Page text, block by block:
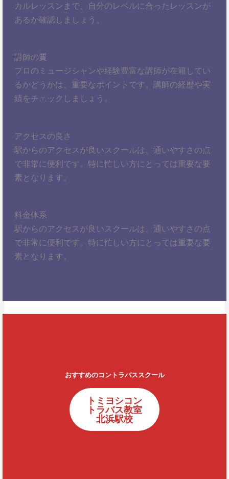
カルレッスンまで、自分のレベルに合ったレッスンが
あるか確認しましょう。
講師の質
プロのミュージシャンや経験豊富な講師が在籍してい
るかどうかは、重要なポイントです。講師の経歴や実
績をチェックしましょう。
アクセスの良さ
駅からのアクセスが良いスクールは、通いやすさの点
で非常に便利です。特に忙しい方にとっては重要な要
素となります。
料金体系
駅からのアクセスが良いスクールは、通いやすさの点
で非常に便利です。特に忙しい方にとっては重要な要
素となります。
おすすめのコントラバススクール
トミヨシコン
トラバス教室
北浜駅校